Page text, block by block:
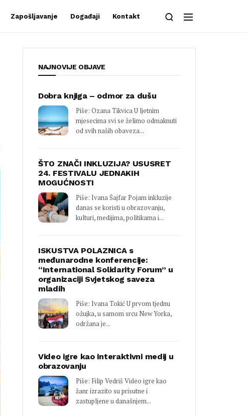
Zapošljavanje Događaji Kontakt
NAJNOVIJE OBJAVE
Dobra knjiga – odmor za dušu
Piše: Ozana Tikvica U ljetnim
mjesecima svi se želimo odmaknuti
od svih naših obaveza...
ŠTO ZNAČI INKLUZIJA? USUSRET
24. FESTIVALU JEDNAKIH
MOGUĆNOSTI
Piše: Ivana Šajfar Pojam inkluzije
danas se koristi u obrazovanju,
kulturi, medijima, politikama i...
ISKUSTVA POLAZNICA s
međunarodne konferencije:
“International Solidarity Forum” u
organizaciji Svjetskog saveza
mladih
Piše: Ivana Tokić U prvom tjednu
ožujka, u samom srcu New Yorka,
održana je...
Video igre kao interaktivni medij u
obrazovanju
Piše: Filip Vedriš Video igre kao
žanr izrazito su prisutne i
zastupljene u današnjem...